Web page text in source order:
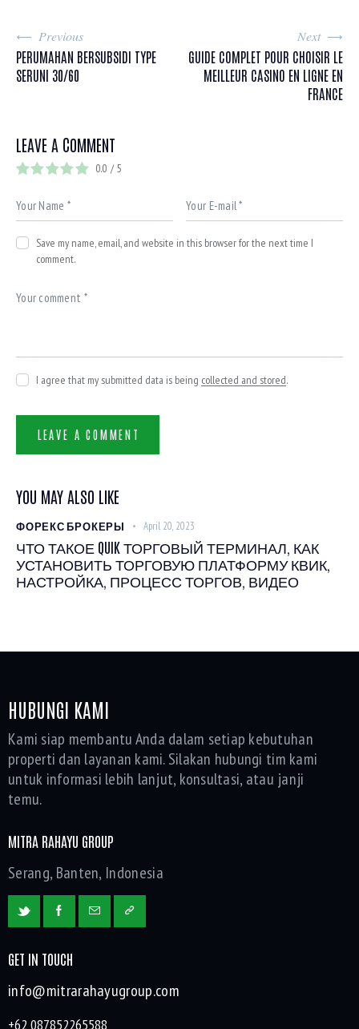
Previous
PERUMAHAN BERSUBSIDI TYPE
SERUNI 30/60
Next
GUIDE COMPLET POUR CHOISIR LE
MEILLEUR CASINO EN LIGNE EN
FRANCE
LEAVE A COMMENT
0.0 / 5
Save my name, email, and website in this browser for the next time I
comment.
I agree that my submitted data is being collected and stored.
YOU MAY ALSO LIKE
ФОРЕКС БРОКЕРЫ April 20, 2023
ЧТО ТАКОЕ QUIK ТОРГОВЫЙ ТЕРМИНАЛ, КАК
УСТАНОВИТЬ ТОРГОВУЮ ПЛАТФОРМУ КВИК,
НАСТРОЙКА, ПРОЦЕСС ТОРГОВ, ВИДЕО
HUBUNGI KAMI
Kami siap membantu Anda dalam setiap kebutuhan
properti dan layanan kami. Silakan hubungi tim kami
untuk informasi lebih lanjut, konsultasi, atau janji
temu.
MITRA RAHAYU GROUP
Serang, Banten, Indonesia
GET IN TOUCH
info@mitrarahayugroup.com
+62 087852265588